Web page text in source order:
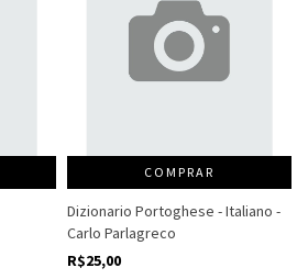
COMPRAR
Dizionario Portoghese - Italiano -
Carlo Parlagreco
R$25,00